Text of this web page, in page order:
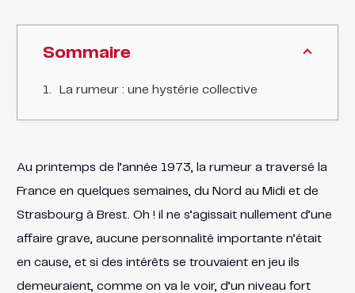
Sommaire
La rumeur : une hystérie collective
Au printemps de l’année 1973, la rumeur a traversé la
France en quelques semaines, du Nord au Midi et de
Strasbourg à Brest. Oh ! il ne s’agissait nullement d’une
affaire grave, aucune personnalité importante n’était
en cause, et si des intérêts se trouvaient en jeu ils
demeuraient, comme on va le voir, d’un niveau fort